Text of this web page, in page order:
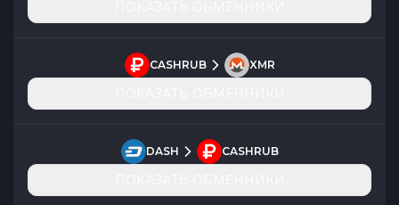
CASHRUB XMR
DASH CASHRUB